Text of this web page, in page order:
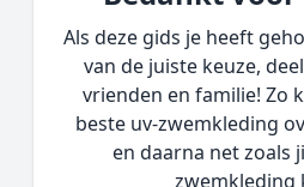
Als deze gids je heeft
van de juiste keuze,
vrienden en familie! Zo
beste uv-zwemkleding
en daarna net zoals
zwemkleding